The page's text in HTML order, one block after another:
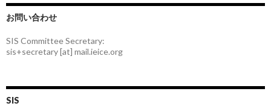
お問い合わせ
SIS Committee Secretary:
sis+secretary [at] mail.ieice.org
SIS